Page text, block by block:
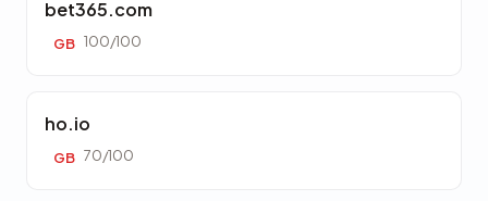
bet365.com
GB 100/100
ho.io
GB 70/100